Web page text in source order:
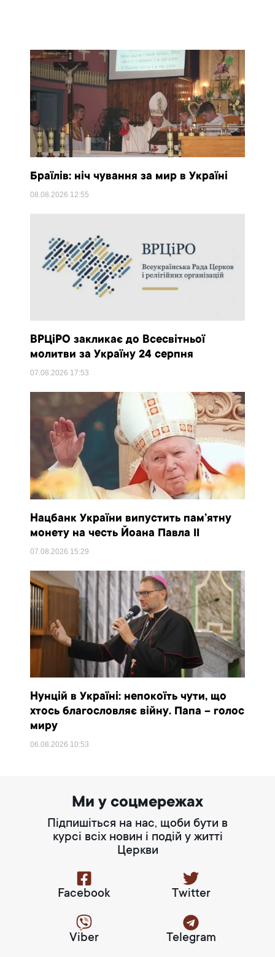
Браїлів: ніч чування за мир в Україні
08.08.2026 12:55
ВРЦіРО закликає до Всесвітньої
молитви за Україну 24 серпня
07.08.2026 17:53
Нацбанк України випустить пам’ятну
монету на честь Йоана Павла II
07.08.2026 15:29
Нунцій в Україні: непокоїть чути, що
хтось благословляє війну. Папа – голос
миру
06.08.2026 10:53
Ми у соцмережах
Підпишіться на нас, щоби бути в
курсі всіх новин і подій у житті
Церкви
Facebook Twitter
Viber Telegram